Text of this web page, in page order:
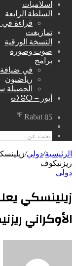
اسلاميات
السلطة الرابعة
قراءة
تمازيغت
النسخة الورقية
صوت وصورة
برامج
في
رياضيون
الحصيلة
أيور – ⴰⵢⵓⵔ
Rabat 85
℉
عشوائي
الرئيسية/دولي/
ريزنيكوف
دولي
زيلينسكي
الأوكراني